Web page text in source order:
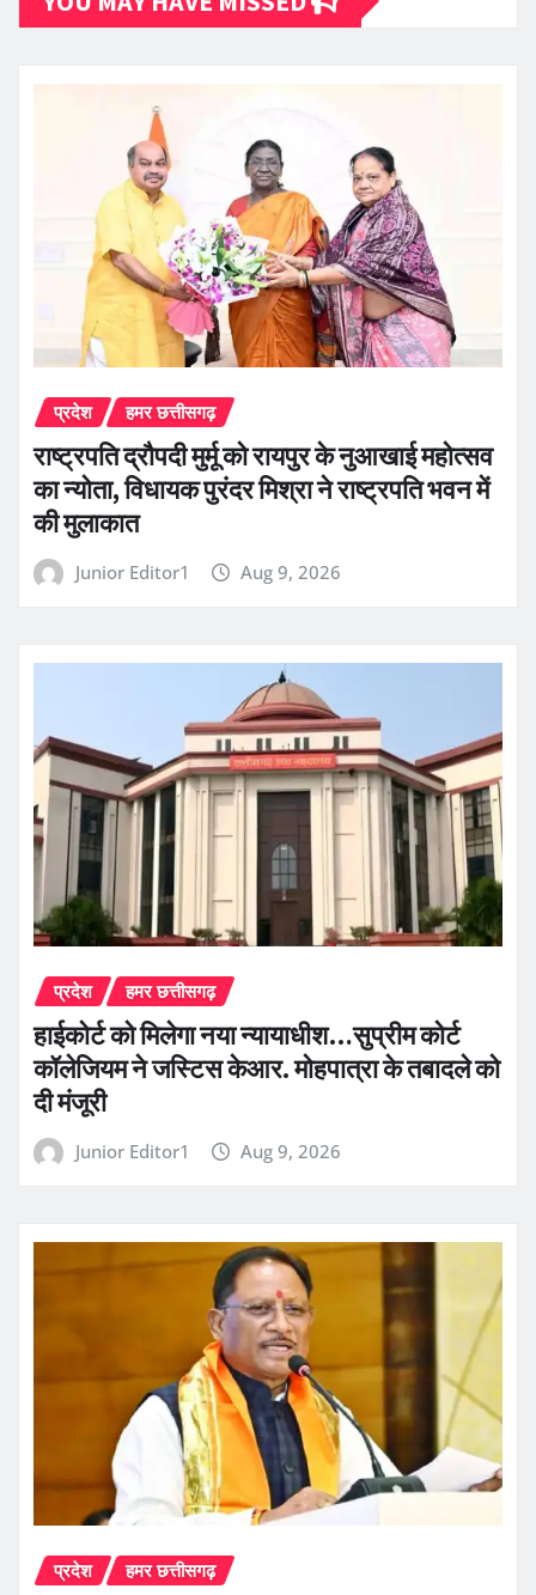
प्रदेश हमर छत्तीसगढ़
राष्ट्रपति द्रौपदी मुर्मू को रायपुर के नुआखाई महोत्सव
का न्योता, विधायक पुरंदर मिश्रा ने राष्ट्रपति भवन में
की मुलाकात
Junior Editor1 Aug 9, 2026
प्रदेश हमर छत्तीसगढ़
हाईकोर्ट को मिलेगा नया न्यायाधीश…सुप्रीम कोर्ट
कॉलेजियम ने जस्टिस केआर. मोहपात्रा के तबादले को
दी मंजूरी
Junior Editor1 Aug 9, 2026
प्रदेश हमर छत्तीसगढ़